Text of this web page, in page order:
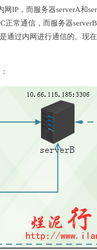
IP，而服务器serverA和
正常通信，而服务器
通过内网进行通信的。现